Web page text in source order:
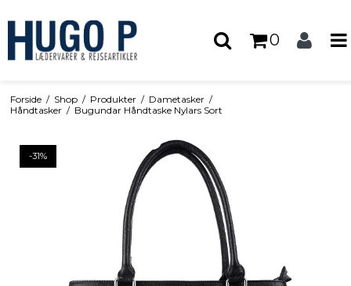
0
Forside / Shop / Produkter / Dametasker /
Håndtasker / Bugundar Håndtaske Nylars Sort
-31%